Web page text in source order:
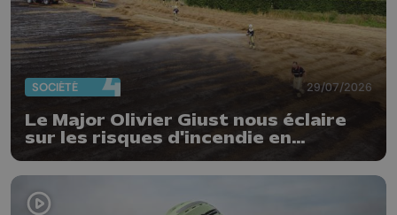
SOCIÉTÉ 29/07/2026
Le Major Olivier Giust nous éclaire
sur les risques d'incendie en
Gironde ne pourrait pas avoir lieu
chez nous"